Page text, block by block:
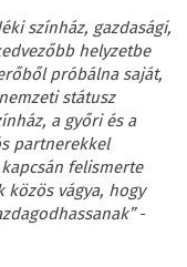
színház, gazdasági,
helyzetbe
próbálna saját,
státusz
a győri és a
partnerekkel
felismerte
vágya, hogy
-